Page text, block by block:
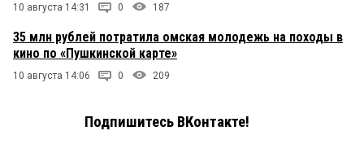
10 августа 14:31 0 187
35 млн рублей потратила омская молодежь на походы в
кино по «Пушкинской карте»
10 августа 14:06 0 209
Подпишитесь ВКонтакте!